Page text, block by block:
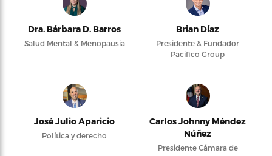
Dra. Bárbara D. Barros
Salud Mental & Menopausia
Brian Díaz
Presidente & Fundador
Pacifico Group
José Julio Aparicio
Política y derecho
Carlos Johnny Méndez
Núñez
Presidente Cámara de